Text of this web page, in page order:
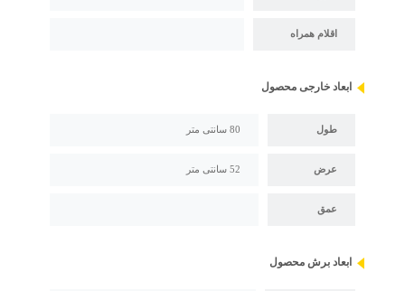
اقلام همراه
ابعاد خارجی محصول
طول 80 سانتی متر
عرض 52 سانتی متر
عمق
ابعاد برش محصول